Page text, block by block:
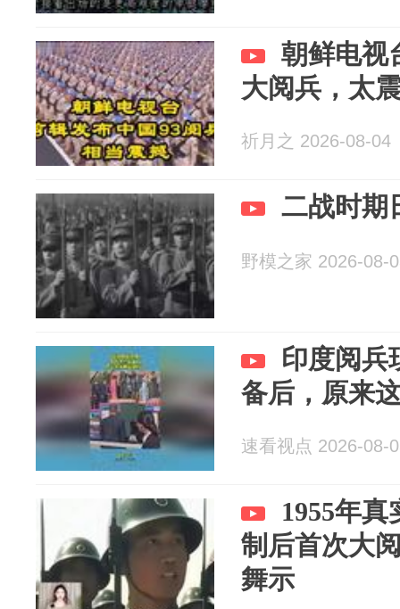
朝鲜电视
大阅兵，太
祈月之 2026-08-04
二战时期
野模之家 2026-08-
印度阅兵
备后，原来
速看视点 2026-08-
1955年
制后首次大
舞示